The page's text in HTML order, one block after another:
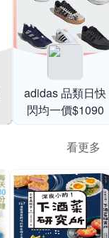
adidas 品類日快
閃均一價$1090
看更多